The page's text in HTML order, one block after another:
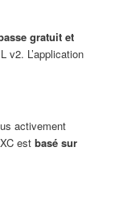
gratuit et
v2. L’application
activement
estbasé sur